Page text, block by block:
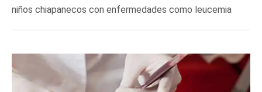
niños chiapanecos con enfermedades como leucemia